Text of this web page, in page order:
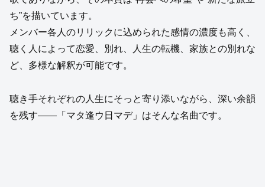
ち”を描いています。
メンバー各人のリリックに込められた感情の濃度も高く、
聴く人によって恋愛、別れ、人生の転機、家族との別れな
ど、多様な解釈が可能です。
聴き手それぞれの人生にそっと寄り添いながら、深い余韻
を残す——「マタ逢ウ日マデ」はそんな名曲です。